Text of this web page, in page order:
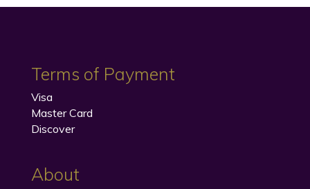
Terms of Payment
Visa
Master Card
Discover
About